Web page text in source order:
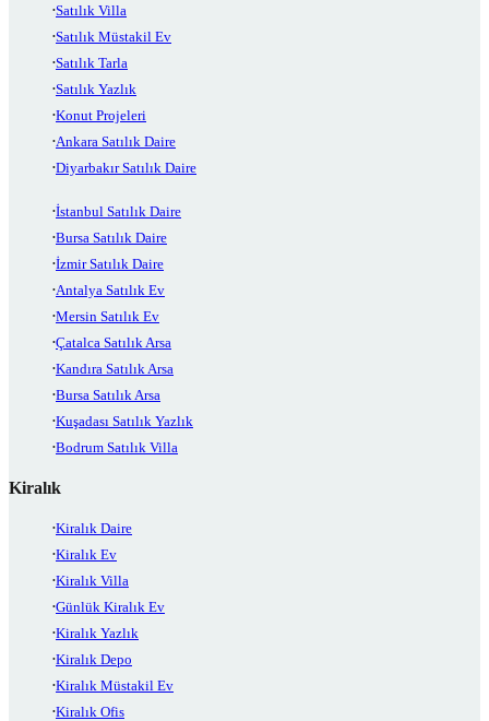
Satılık Villa
Satılık Müstakil Ev
Satılık Tarla
Satılık Yazlık
Konut Projeleri
Ankara Satılık Daire
Diyarbakır Satılık Daire
İstanbul Satılık Daire
Bursa Satılık Daire
İzmir Satılık Daire
Antalya Satılık Ev
Mersin Satılık Ev
Çatalca Satılık Arsa
Kandıra Satılık Arsa
Bursa Satılık Arsa
Kuşadası Satılık Yazlık
Bodrum Satılık Villa
Kiralık
Kiralık Daire
Kiralık Ev
Kiralık Villa
Günlük Kiralık Ev
Kiralık Yazlık
Kiralık Depo
Kiralık Müstakil Ev
Kiralık Ofis